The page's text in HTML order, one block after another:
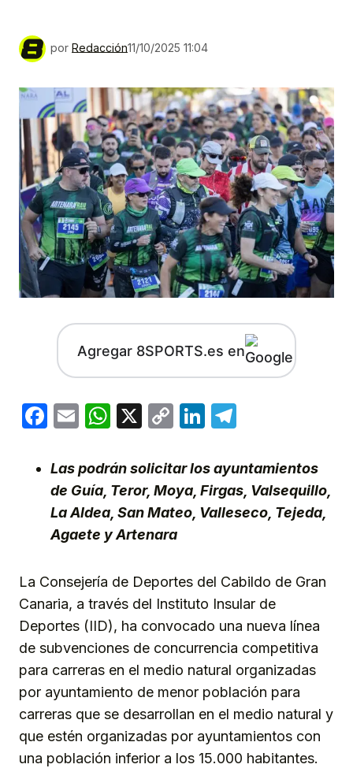
por Redacción11/10/2025 11:04
Agregar 8SPORTS.es en
Facebook
EmailWhatsApp
X
CopyLinkedIn
Las podrán solicitar los ayuntamientos
de Guía, Teror, Moya, Firgas, Valsequillo,
La Aldea, San Mateo, Valleseco, Tejeda,
Agaete y Artenara
La Consejería de Deportes del Cabildo de Gran
Canaria, a través del Instituto Insular de
Deportes (IID), ha convocado una nueva línea
de subvenciones de concurrencia competitiva
para carreras en el medio natural organizadas
por ayuntamiento de menor población para
carreras que se desarrollan en el medio natural y
que estén organizadas por ayuntamientos con
una población inferior a los 15.000 habitantes.